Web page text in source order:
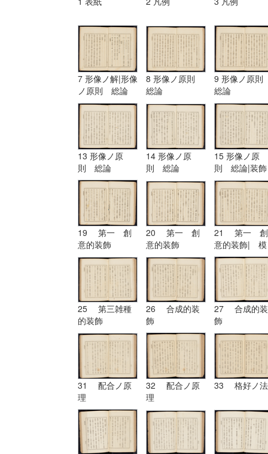
7 形像ノ解|形像
ノ原則 総論
8 形像ノ原則
総論
9 形像ノ原
総論
13 形像ノ原
則 総論
14 形像ノ原
則 総論
15 形像ノ原
則 総論|装飾
ノ原理
19 第一 創
意的装飾
20 第一 創
意的装飾
21 第一 創
意的装飾| 模
擬的装飾
25 第三雑種
的装飾
26 合成的装
飾
27 合成的装
飾
31 配合ノ原
理
32 配合ノ原
理
33 格好ノ法